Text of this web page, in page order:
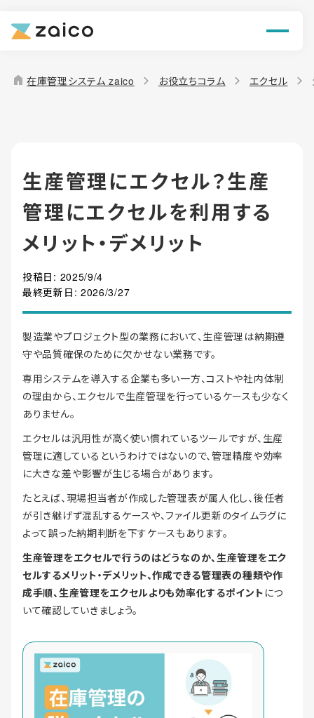
機能
解決できる課題
導入事例
お役立ち情報
home 在庫管理システム zaico お役立ちコラム エクセル
生産管理にエクセル？生産
管理にエクセルを利用する
メリット・デメリット
投稿日: 2025/9/4
最終更新日: 2026/3/27
製造業やプロジェクト型の業務において、生産管理は納期遵
守や品質確保のために欠かせない業務です。
専用システムを導入する企業も多い一方、コストや社内体制
の理由から、エクセルで生産管理を行っているケースも少なく
ありません。
エクセルは汎用性が高く使い慣れているツールですが、生産
管理に適しているというわけではないので、管理精度や効率
に大きな差や影響が生じる場合があります。
たとえば、現場担当者が作成した管理表が属人化し、後任者
が引き継げず混乱するケースや、ファイル更新のタイムラグに
よって誤った納期判断を下すケースもあります。
生産管理をエクセルで行うのはどうなのか、生産管理をエク
セルするメリット・デメリット、作成できる管理表の種類や作
成手順、生産管理をエクセルよりも効率化するポイント につ
いて確認していきましょう。